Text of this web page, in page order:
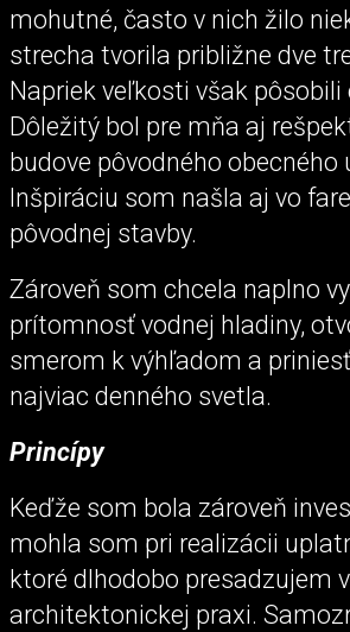
mohutné, často v nich žilo
strecha tvorila približne dve
Napriek veľkosti však pôsobili
Dôležitý bol pre mňa aj
budove pôvodného obecného
Inšpiráciu som našla aj vo
pôvodnej stavby.
Zároveň som chcela naplno
prítomnosť vodnej hladiny,
smerom k výhľadom a
najviac denného svetla.
Princípy
Keďže som bola zároveň
mohla som pri realizácii
ktoré dlhodobo presadzujem
architektonickej praxi.